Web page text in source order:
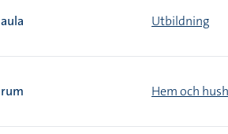
aula Utbildning
rum Hem och